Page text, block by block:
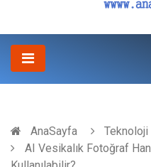
AnaSayfa
Teknoloji
AI Vesikalık Fotoğraf